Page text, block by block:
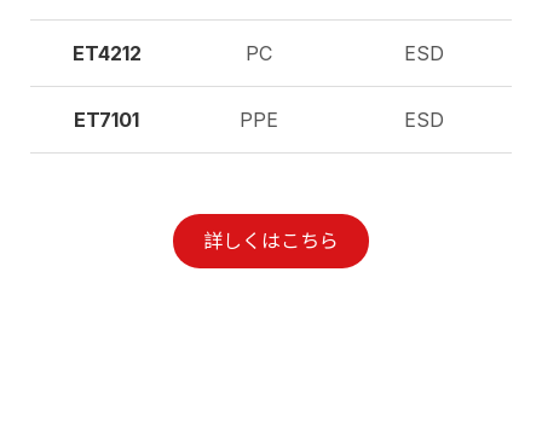
ET4212 PC ESD
ET7101 PPE ESD
詳しくはこちら